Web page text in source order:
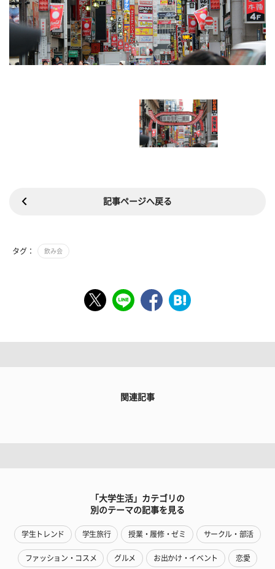
記事ページへ戻る
タグ： 飲み会
関連記事
「大学生活」カテゴリの
別のテーマの記事を見る
学生トレンド 学生旅行 授業・履修・ゼミ サークル・部活
ファッション・コスメ グルメ お出かけ・イベント 恋愛